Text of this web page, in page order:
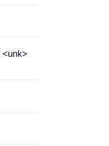
<unk>